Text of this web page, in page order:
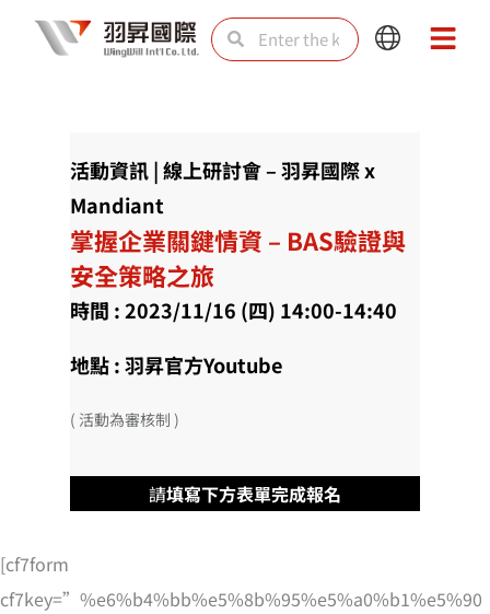
SearchSearch
Main
Main
活動資訊 | 線上研討會 – 羽昇國際 x
Mandiant
掌握企業關鍵情資 – BAS驗證與
安全策略之旅
時間 : 2023/11/16 (四) 14:00-14:40
地點 : 羽昇官方Youtube
( 活動為審核制 )
請填寫下方表單完成報名
[cf7form
cf7key=”%e6%b4%bb%e5%8b%95%e5%a0%b1%e5%90